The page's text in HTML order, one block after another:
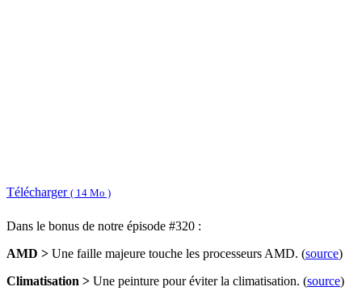
Télécharger ( 14 Mo )
Dans le bonus de notre épisode #320 :
AMD > Une faille majeure touche les processeurs AMD. (source)
Climatisation > Une peinture pour éviter la climatisation. (source)